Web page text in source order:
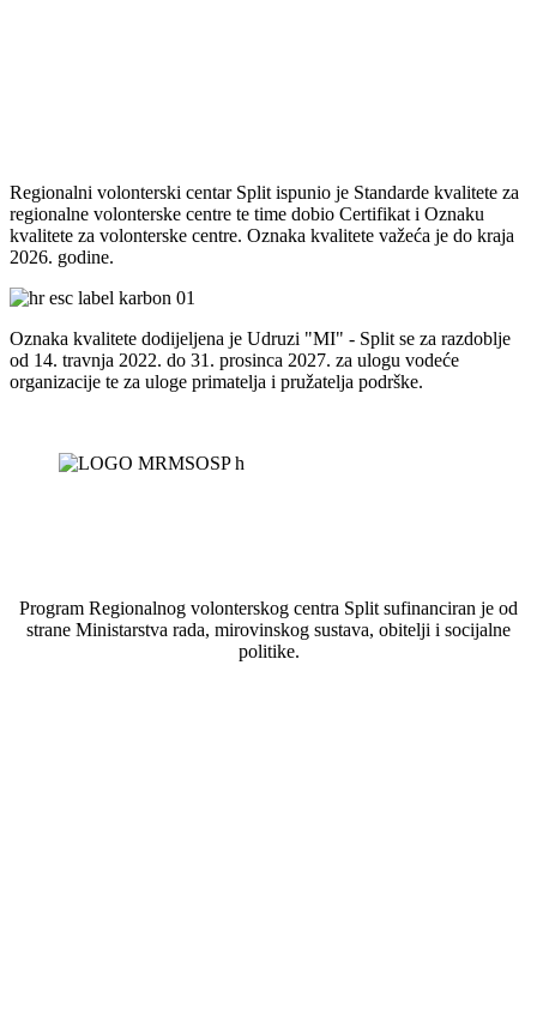
Regionalni volonterski centar Split ispunio je Standarde kvalitete za
regionalne volonterske centre te time dobio Certifikat i Oznaku
kvalitete za volonterske centre. Oznaka kvalitete važeća je do kraja
2026. godine.
Oznaka kvalitete dodijeljena je Udruzi "MI" - Split se za razdoblje
od 14. travnja 2022. do 31. prosinca 2027. za ulogu vodeće
organizacije te za uloge primatelja i pružatelja podrške.
Program Regionalnog volonterskog centra Split sufinanciran je od
strane Ministarstva rada, mirovinskog sustava, obitelji i socijalne
politike.